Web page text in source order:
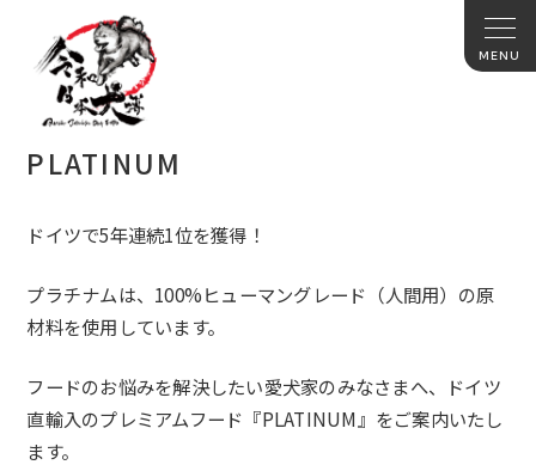
PLATINUM
ドイツで5年連続1位を獲得！
プラチナムは、100%ヒューマングレード（人間用）の原
材料を使用しています。
フードのお悩みを解決したい愛犬家のみなさまへ、ドイツ
直輸入のプレミアムフード『PLATINUM 』をご案内いたし
ます。